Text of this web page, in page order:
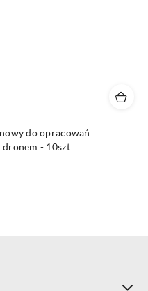
do opracowań
- 10szt